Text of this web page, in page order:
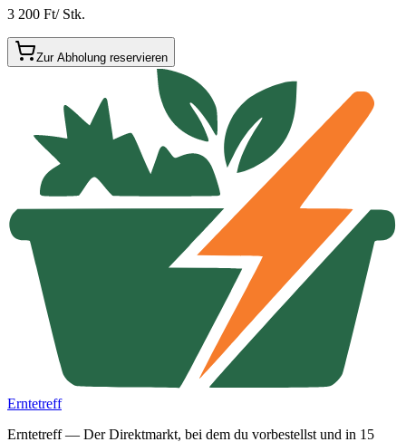
3 200 Ft/ Stk.
Zur Abholung reservieren
Erntetreff
Erntetreff — Der Direktmarkt, bei dem du vorbestellst und in 15